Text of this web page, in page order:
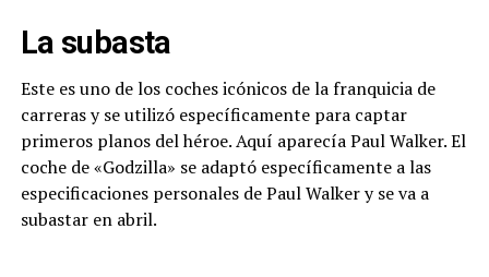
La subasta
Este es uno de los coches icónicos de la franquicia de
carreras y se utilizó específicamente para captar
primeros planos del héroe. Aquí aparecía Paul Walker. El
coche de «Godzilla» se adaptó específicamente a las
especificaciones personales de Paul Walker y se va a
subastar en abril.